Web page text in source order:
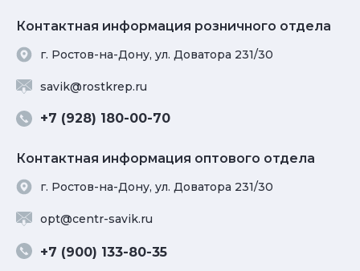
Контактная информация розничного отдела
г. Ростов-на-Дону, ул. Доватора 231/30
savik@rostkrep.ru
+7 (928) 180-00-70
Контактная информация оптового отдела
г. Ростов-на-Дону, ул. Доватора 231/30
opt@centr-savik.ru
+7 (900) 133-80-35